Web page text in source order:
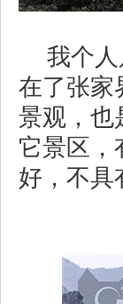
我个
在了张家
景观，也
它景区，
好，不具